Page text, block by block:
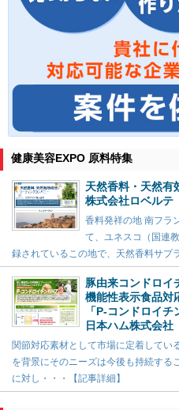
健康美容EXPO 原料特集
天然香料・天然有
株式会社ロベルテ
香料発祥の地 南フラ
て、ユネスコ（国連
録されているこの地で、天然香料サプ
豚由来コンドロイ
機能性表示食品対
「P-コンドロイチ
日本ハム株式会社
関節対応素材として市場に定着してい
を背景にそのニーズは今後も持続する
に対し・・・【記事詳細】